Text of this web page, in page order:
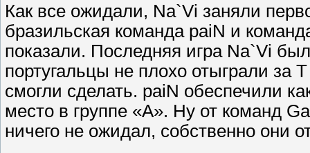
Как все ожидали, Na`Vi заняли
бразильская команда paiN и
показали. Последняя игра Na`Vi
португальцы не плохо отыграли за
смогли сделать. paiN обеспечили
место в группе «A». Ну от команд
ничего не ожидал, собственно они